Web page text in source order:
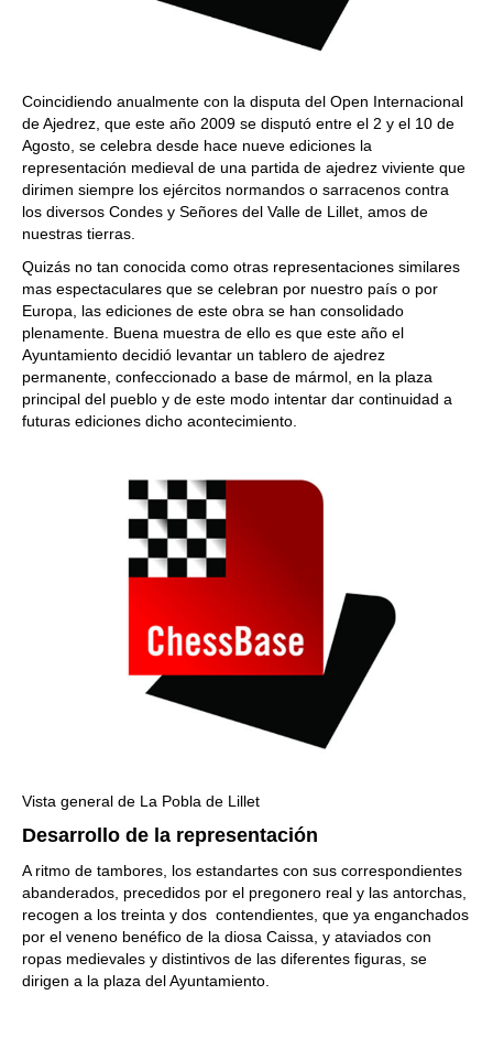
Coincidiendo anualmente con la disputa del Open Internacional
de Ajedrez, que este año 2009 se disputó entre el 2 y el 10 de
Agosto, se celebra desde hace nueve ediciones la
representación medieval de una partida de ajedrez viviente que
dirimen siempre los ejércitos normandos o sarracenos contra
los diversos Condes y Señores del Valle de Lillet, amos de
nuestras tierras.
Quizás no tan conocida como otras representaciones similares
mas espectaculares que se celebran por nuestro país o por
Europa, las ediciones de este obra se han consolidado
plenamente. Buena muestra de ello es que este año el
Ayuntamiento decidió levantar un tablero de ajedrez
permanente, confeccionado a base de mármol, en la plaza
principal del pueblo y de este modo intentar dar continuidad a
futuras ediciones dicho acontecimiento.
Vista general de La Pobla de Lillet
Desarrollo de la representación
A ritmo de tambores, los estandartes con sus correspondientes
abanderados, precedidos por el pregonero real y las antorchas,
recogen a los treinta y dos contendientes, que ya enganchados
por el veneno benéfico de la diosa Caissa, y ataviados con
ropas medievales y distintivos de las diferentes figuras, se
dirigen a la plaza del Ayuntamiento.